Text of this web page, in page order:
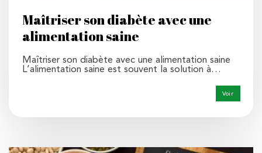
Maîtriser son diabète avec une
alimentation saine
Maîtriser son diabète avec une alimentation saine
L’alimentation saine est souvent la solution à…
Voir